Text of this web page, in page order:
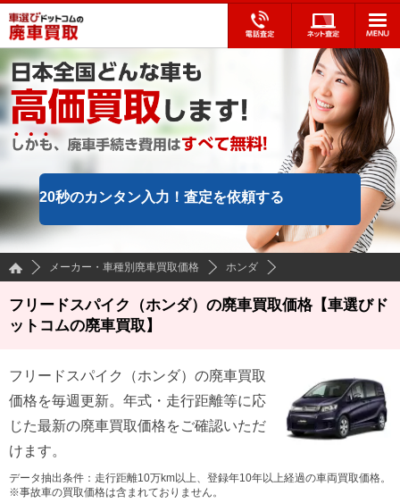
20秒のカンタン入力！ 査定を依頼する
メーカー・車種別廃車買取価格 ホンダ
フリードスパイク（ホンダ）の廃車買取価格【車選びド
ットコムの廃車買取】
フリードスパイク （ホンダ）の廃車買取
価格を毎週更新。年式・走行距離等に応
じた最新の廃車買取価格をご確認いただ
けます。
データ抽出条件：走行距離10万km以上、登録年10年以上経過の車両買取価格。
※事故車の買取価格は含まれておりません。